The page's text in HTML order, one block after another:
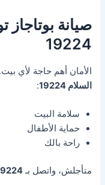
صيانة بوتاجاز
19224
الأمان أهم حاجة لأي
السلام 19224
:
سلامة البيت
حماية الأطفال
راحة بالك
متأجلش، واتصل بـ